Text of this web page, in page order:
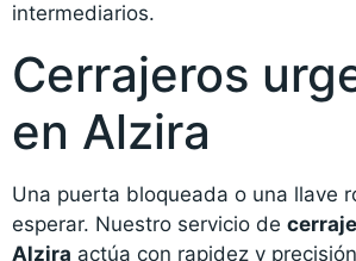
intermediarios.
Cerrajeros
en Alzira
Una puerta bloqueada o una llave
esperar. Nuestro servicio de
Alzira actúa con rapidez y